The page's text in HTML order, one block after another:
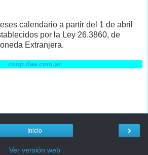
calendario a partir del 1 de abril
por la Ley 26.3860, de
Extranjera.
coop.dae.com.ar
›
Inicio
Ver versión web